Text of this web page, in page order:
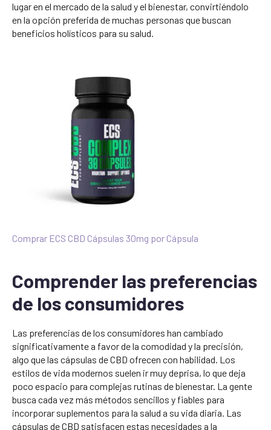
lugar en el mercado de la salud y el bienestar, convirtiéndolo
en la opción preferida de muchas personas que buscan
beneficios holísticos para su salud.
Comprar ECS CBD Cápsulas 30mg por Cápsula
Comprender las preferencias
de los consumidores
Las preferencias de los consumidores han cambiado
significativamente a favor de la comodidad y la precisión,
algo que las cápsulas de CBD ofrecen con habilidad. Los
estilos de vida modernos suelen ir muy deprisa, lo que deja
poco espacio para complejas rutinas de bienestar. La gente
busca cada vez más métodos sencillos y fiables para
incorporar suplementos para la salud a su vida diaria. Las
cápsulas de CBD satisfacen estas necesidades a la